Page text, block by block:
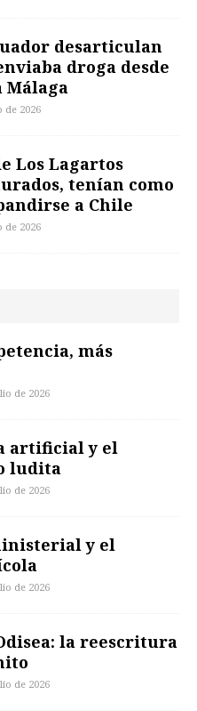
desarticulan
droga desde
Málaga
de 2026
Los Lagartos
tenían como
a Chile
de 2026
más
de 2026
artificial y el
ludita
de 2026
y el
de 2026
la reescritura
de 2026